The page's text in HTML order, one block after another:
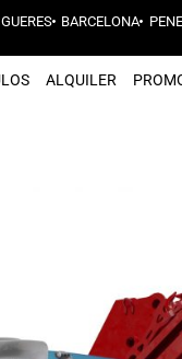
BARCELONA
ALQUILER